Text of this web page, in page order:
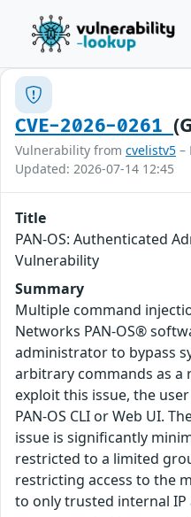
CVE-2026-0261
Vulnerability from cvelistv5 –
Updated: 2026-07-14 12:45
Title
PAN-OS: Authenticated
Vulnerability
Summary
Multiple command
Networks PAN-OS®
administrator to bypass
arbitrary commands as a
exploit this issue, the
PAN-OS CLI or Web UI.
issue is significantly
restricted to a limited
restricting access to the
to only trusted internal